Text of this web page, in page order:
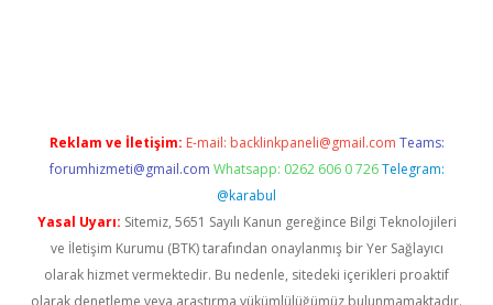
Reklam ve İletişim: E-mail: backlinkpaneli@gmail.com Teams:
forumhizmeti@gmail.com Whatsapp: 0262 606 0 726 Telegram:
@karabul
Yasal Uyarı: Sitemiz, 5651 Sayılı Kanun gereğince Bilgi Teknolojileri
ve İletişim Kurumu (BTK) tarafından onaylanmış bir Yer Sağlayıcı
olarak hizmet vermektedir. Bu nedenle, sitedeki içerikleri proaktif
olarak denetleme veya araştırma yükümlülüğümüz bulunmamaktadır.